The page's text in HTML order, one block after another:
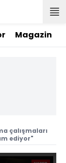
Magazin
çalışmaları
ediyor"